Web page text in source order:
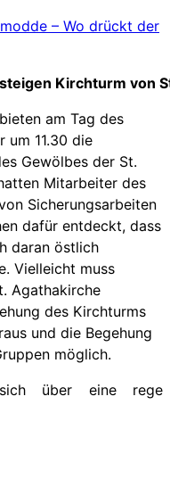
– Wo drückt der
Kirchturm von
am Tag des
um 11.30 die
Gewölbes der St.
Mitarbeiter des
Sicherungsarbeiten
dafür entdeckt, dass
daran östlich
Vielleicht muss
Agathakirche
des Kirchturms
und die Begehung
möglich.
über eine rege